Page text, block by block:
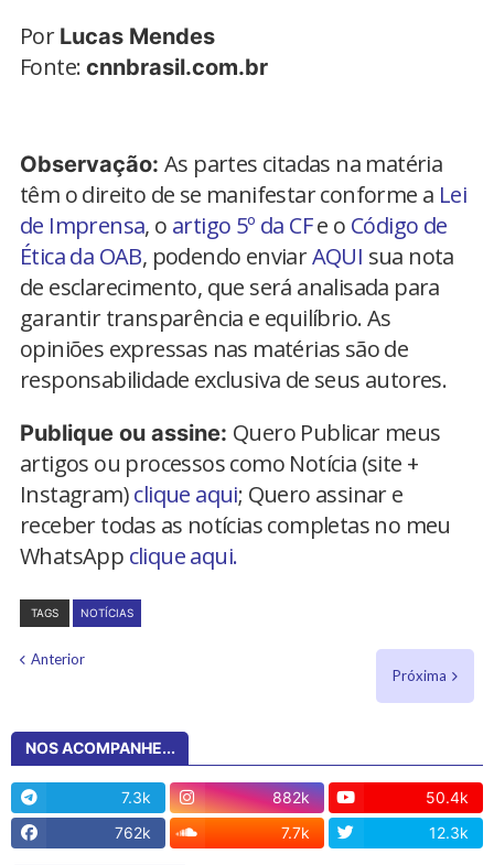
Por Lucas Mendes
Fonte: cnnbrasil.com.br
Observação: As partes citadas na matéria
têm o direito de se manifestar conforme a Lei
de Imprensa, o artigo 5º da CFe o Código de
Ética da OAB, podendo enviarAQUI sua nota
de esclarecimento, que será analisada para
garantir transparência e equilíbrio. As
opiniões expressas nas matérias são de
responsabilidade exclusiva de seus autores.
Publique ou assine: Quero Publicar meus
artigos ou processos como Notícia (site +
Instagram)clique aqui; Quero assinar e
receber todas as notícias completas no meu
WhatsApp clique aqui.
TAGS NOTÍCIAS
Anterior
Próxima
NOS ACOMPANHE...
7.3k 882k
50.4k
762k
7.7k 12.3k